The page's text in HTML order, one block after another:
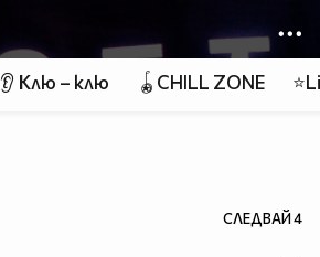
👂 Клю – клю 🪀CHILL ZONE
СЛЕДВАЙ4